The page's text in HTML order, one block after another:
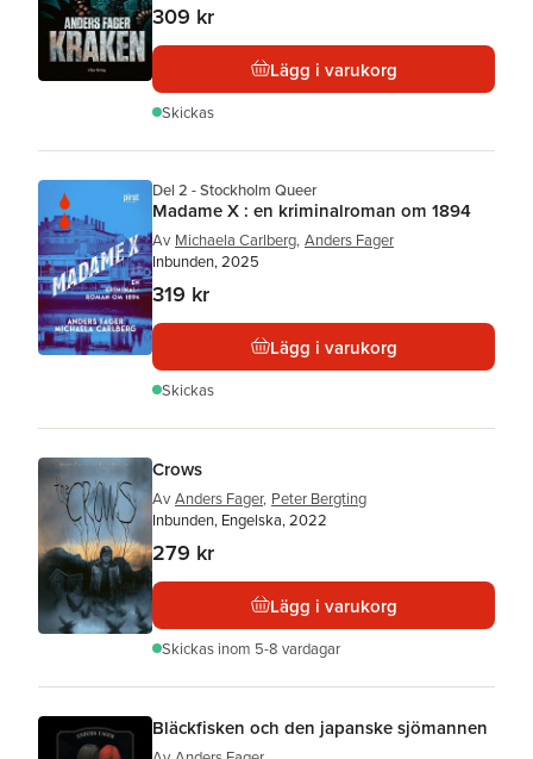
309 kr
Lägg i varukorg
Skickas
Del 2 - Stockholm Queer
Madame X : en kriminalroman om 1894
Av Michaela Carlberg, Anders Fager
Inbunden, 2025
319 kr
Lägg i varukorg
Skickas
Crows
Av Anders Fager, Peter Bergting
Inbunden, Engelska, 2022
279 kr
Lägg i varukorg
Skickas inom 5-8 vardagar
Bläckfisken och den japanske sjömannen